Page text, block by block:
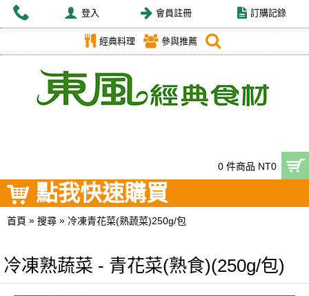
登入 會員註冊 訂購記錄
經典料理 參與推薦
0 件商品 NT0
點我快速購買
首頁 » 搜尋 » 冷凍青花菜(熟蔬菜)250g/包
冷凍熟蔬菜 - 青花菜(熟食)(250g/包)